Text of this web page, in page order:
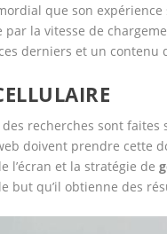
que son
la vitesse de
derniers et un contenu
des recherches sont
doivent prendre cette
l’écran et la stratégie de
qu’il obtienne des